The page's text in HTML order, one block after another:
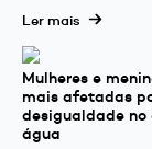
Ler mais
Mulheres e
mais afetadas
desigualdade no
água